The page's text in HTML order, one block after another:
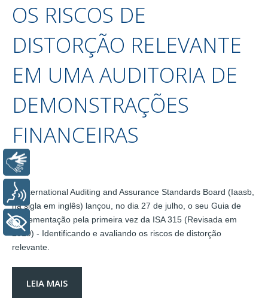
OS RISCOS DE
DISTORÇÃO RELEVANTE
EM UMA AUDITORIA DE
DEMONSTRAÇÕES
FINANCEIRAS
O International Auditing and Assurance Standards Board (Iaasb,
na sigla em inglês) lançou, no dia 27 de julho, o seu Guia de
Implementação pela primeira vez da ISA 315 (Revisada em
2019) - Identificando e avaliando os riscos de distorção
relevante.
LEIA MAIS
Voz
+ Acessibilidade